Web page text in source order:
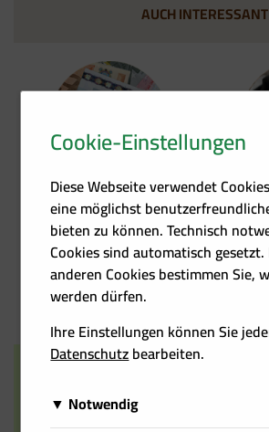
Förder­übersicht
Events
AUCH INTERESSANT
Cookie-Einstellungen
Diese Webseite verwendet
eine möglichst
bieten zu können. Technisch
Cookies sind automatisch
anderen Cookies bestimmen Sie,
werden dürfen.
Ihre Einstellungen können Sie
Datenschutzbearbeiten.
Notwendig